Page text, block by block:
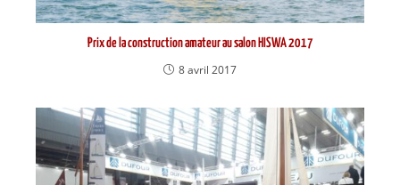
Prix de la construction amateur au salon HISWA 2017
8 avril 2017